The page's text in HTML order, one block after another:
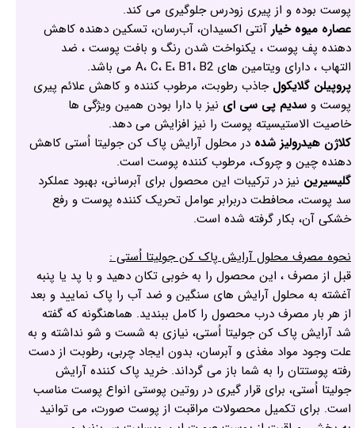
پوست بوده و از پیری زودرس جلوگیری می کند.
عصاره میوه خیار آنتی اکسیدان، آب‌رسان، تسکین دهنده کاهش
دهنده پف پوست ، یکنواخت شدن رنگ و بافت پوست ، ضد
التهاب ، دارای ویتامین های A، C، E، B1، B2 می باشد.
پروپیلن گلایکول جاذب رطوبت، مرطوب کننده و کاهش علائم پیری
پوست و سدیم پی سی ای نیز با دارا بودن همین ویژگی ها
خاصیت الاستیسیته پوست را نیز افزایش می دهد.
کلاژن هیدرولیز شده در محلول آرایش پاک کن جولیتا اُستی کاهش
دهنده چین و چروک، مرطوب کننده پوست است.
گلیسیرین نیز در ترکیبات این محصول برای آبرسانی، بهبود عملکرد
سد پوست، محافطت دربرابر عوامل تحریک کننده پوست و رفع
خشکی آن، بکار گرفته شده است.
نحوه مصرف محلول آرایش پاک کن جولیتا اُستی :
قبل از مصرف ، این محصول را به خوبی تکان دهید و با پد یا پنبه
آغشته به محلول آرایش های سنگین و ضد آب را پاک نمایید و بعد
از هر بار مصرف درب محصول را کامل ببندید. هماهنگونه که گفته
شد آرایش پاک کن جولیتا اُستی، نیازی به شست و شو نداشته و به
علت وجود مواد مغذی و آبرسان، بدون ایجاد چربی، رطوبت از دست
رفته پوستتان را به شما باز می گرداند. خرید پاک کننده آرایش
جولیتا اُستی، برای قرار گیری در روتین پوستی انواع پوست مناسب
است. برای تکمیل محصولات مراقبت از پوست صورت، می توانید